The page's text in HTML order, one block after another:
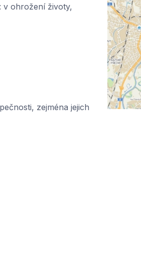
v ohrožení životy,
zejména jejich